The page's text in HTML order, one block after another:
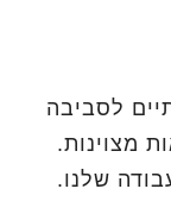
לסביבה
מצוינות.
שלנו.